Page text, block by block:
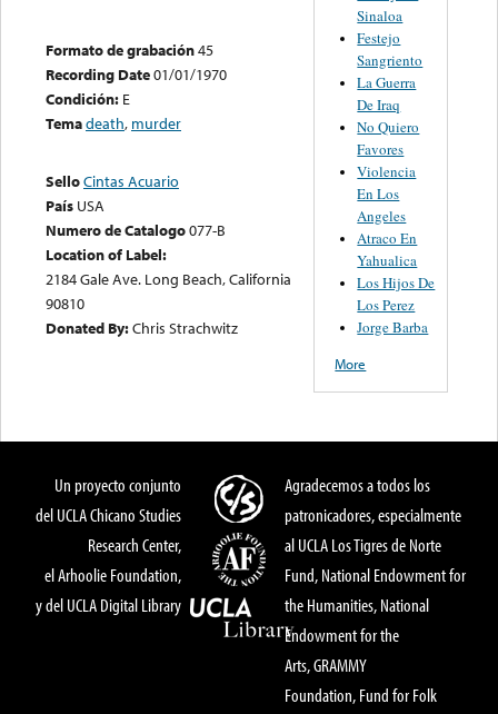
Formato de grabación45
Recording Date01/01/1970
Condición: E
Temadeath, murder
SelloCintas Acuario
País USA
Numero de Catalogo077-B
Location of Label:
2184 Gale Ave. Long Beach, California
90810
Donated By:Chris Strachwitz
Sinaloa
Festejo
Sangriento
La Guerra
De Iraq
No Quiero
Favores
Violencia
En Los
Angeles
Atraco En
Yahualica
Los Hijos De
Los Perez
Jorge Barba
More
Un proyecto conjunto
del UCLA Chicano Studies
Research Center,
el Arhoolie Foundation,
y del UCLA Digital Library
Agradecemos a todos los
patronicadores, especialmente
al UCLA Los Tigres de Norte
Fund, National Endowment for
the Humanities, National
Endowment for the
Arts, GRAMMY
Foundation, Fund for Folk